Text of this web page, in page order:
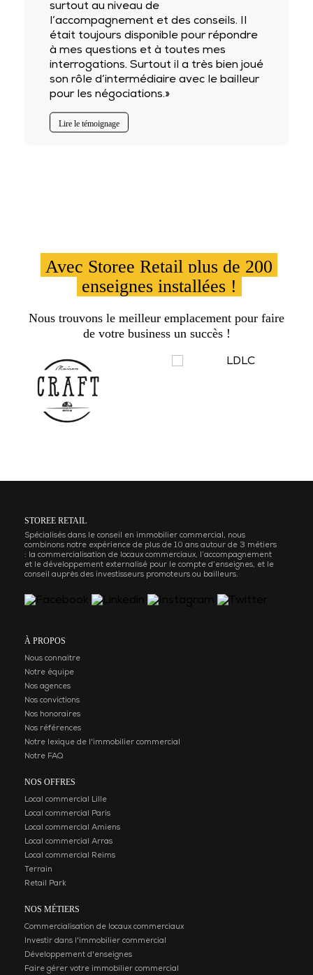
surtout au niveau de
l’accompagnement et des conseils. Il
était toujours disponible pour répondre
à mes questions et à toutes mes
interrogations. Surtout il a très bien joué
son rôle d’intermédiaire avec le bailleur
pour les négociations.»
Lire le témoignage
Avec Storee Retail plus de 200
enseignes installées !
Nous trouvons le meilleur emplacement pour faire
de votre business un succès !
STOREE RETAIL
Spécialisés dans le conseil en immobilier commercial, nous
combinons notre expérience de plus de 10 ans autour de 3 métiers
: la commercialisation de locaux commerciaux, l’accompagnement
et le développement externalisé pour le compte d’enseignes, et le
conseil auprès des investisseurs promoteurs ou bailleurs.
À PROPOS
Nous connaitre
Notre équipe
Nos agences
Nos convictions
Nos honoraires
Nos références
Notre lexique de l'immobilier commercial
Notre FAQ
NOS OFFRES
Local commercial Lille
Local commercial Paris
Local commercial Amiens
Local commercial Arras
Local commercial Reims
Terrain
Retail Park
NOS MÉTIERS
Commercialisation de locaux commerciaux
Investir dans l'immobilier commercial
Développement d'enseignes
Faire gérer votre immobilier commercial